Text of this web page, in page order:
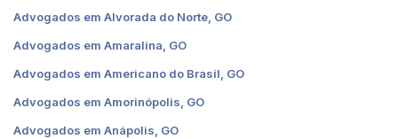
Advogados em Alvorada do Norte, GO
Advogados em Amaralina, GO
Advogados em Americano do Brasil, GO
Advogados em Amorinópolis, GO
Advogados em Anápolis, GO